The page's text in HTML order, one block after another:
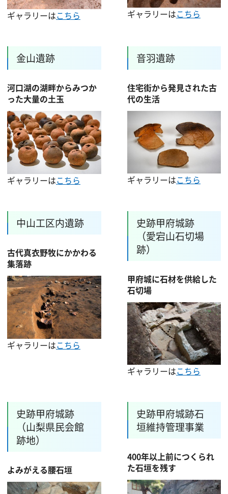
ギャラリーはこちら ギャラリーはこちら
金山遺跡
河口湖の湖畔からみつか
った大量の土玉
ギャラリーはこちら
音羽遺跡
住宅街から発見された古
代の生活
ギャラリーはこちら
中山工区内遺跡
古代真衣野牧にかかわる
集落跡
ギャラリーはこちら
史跡甲府城跡
（愛宕山石切場
跡）
甲府城に石材を供給した
石切場
ギャラリーはこちら
史跡甲府城跡
（山梨県民会館
跡地）
よみがえる腰石垣
史跡甲府城跡石
垣維持管理事業
400年以上前につくられ
た石垣を残す